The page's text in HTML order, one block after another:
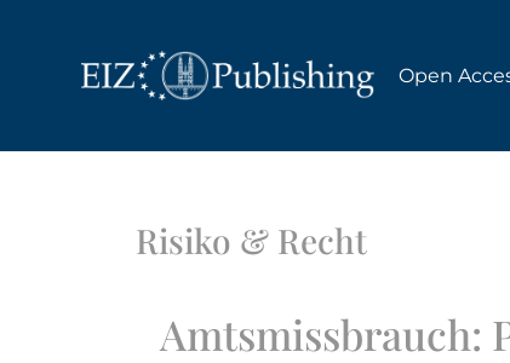
Open
Risiko & Recht
Amtsmissbrauch: